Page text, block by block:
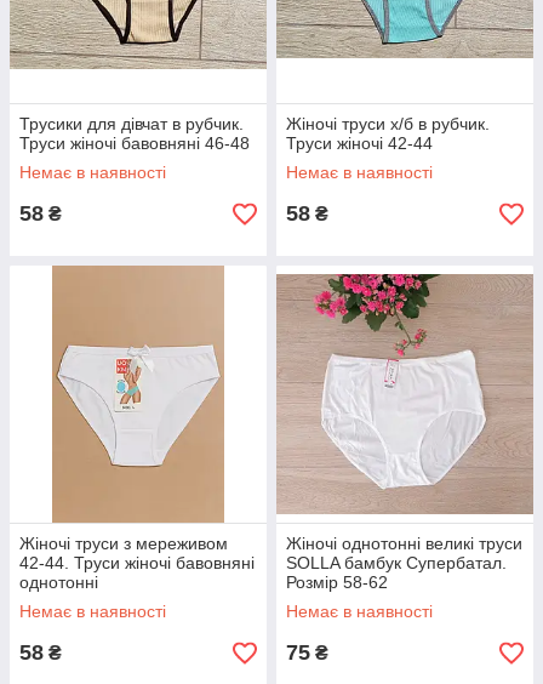
Трусики для дівчат в рубчик.
Труси жіночі бавовняні 46-48
Немає в наявності
58 ₴
Жіночі труси х/б в рубчик.
Труси жіночі 42-44
Немає в наявності
58 ₴
Жіночі труси з мереживом
42-44. Труси жіночі бавовняні
однотонні
Немає в наявності
58 ₴
Жіночі однотонні великі труси
SOLLA бамбук Супербатал.
Розмір 58-62
Немає в наявності
75 ₴